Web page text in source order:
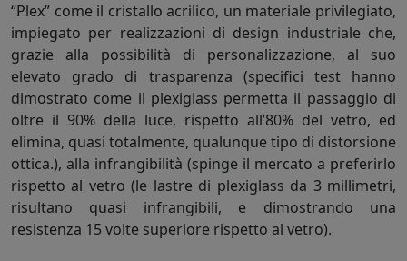
“Plex” come il cristallo acrilico, un materiale privilegiato,
impiegato per realizzazioni di design industriale che,
grazie alla possibilità di personalizzazione, al suo
elevato grado di trasparenza (specifici test hanno
dimostrato come il plexiglass permetta il passaggio di
oltre il 90% della luce, rispetto all’80% del vetro, ed
elimina, quasi totalmente, qualunque tipo di distorsione
ottica.), alla infrangibilità (spinge il mercato a preferirlo
rispetto al vetro (le lastre di plexiglass da 3 millimetri,
risultano quasi infrangibili, e dimostrando una
resistenza 15 volte superiore rispetto al vetro).